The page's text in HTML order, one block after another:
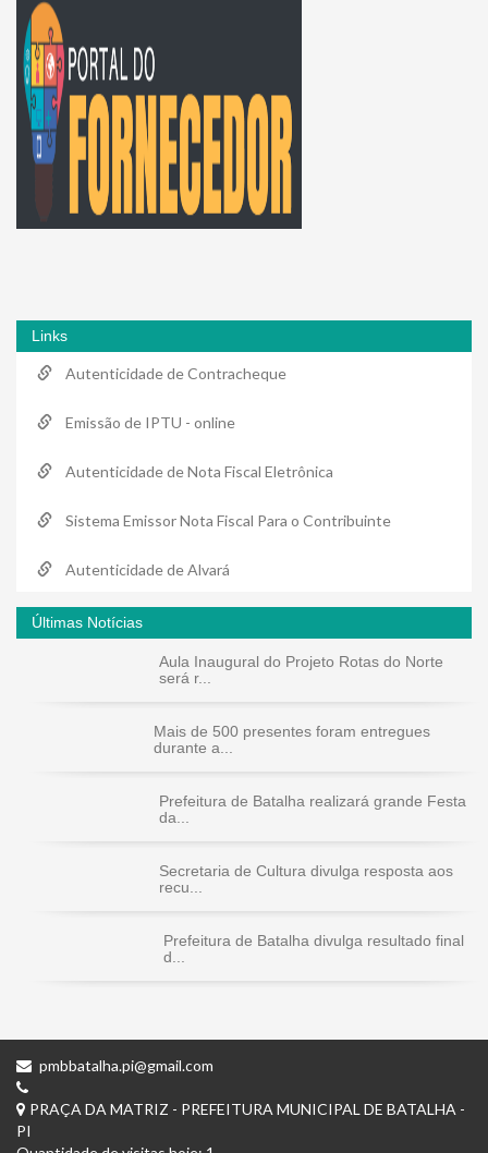
Links
Autenticidade de Contracheque
Emissão de IPTU - online
Autenticidade de Nota Fiscal Eletrônica
Sistema Emissor Nota Fiscal Para o Contribuinte
Autenticidade de Alvará
Últimas Notícias
Aula Inaugural do Projeto Rotas do Norte
será r...
Mais de 500 presentes foram entregues
durante a...
Prefeitura de Batalha realizará grande Festa
da...
Secretaria de Cultura divulga resposta aos
recu...
Prefeitura de Batalha divulga resultado final
d...
pmbbatalha.pi@gmail.com
PRAÇA DA MATRIZ - PREFEITURA MUNICIPAL DE BATALHA -
PI